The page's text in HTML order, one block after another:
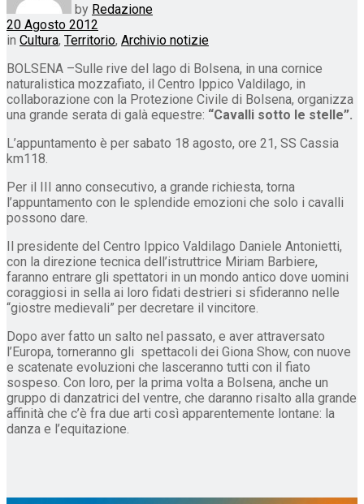
by Redazione
20 Agosto 2012
in Cultura, Territorio, Archivio notizie
BOLSENA –Sulle rive del lago di Bolsena, in una cornice
naturalistica mozzafiato, il Centro Ippico Valdilago, in
collaborazione con la Protezione Civile di Bolsena, organizza
una grande serata di galà equestre: “Cavalli sotto le stelle”.
L’appuntamento è per sabato 18 agosto, ore 21, SS Cassia
km118.
Per il III anno consecutivo, a grande richiesta, torna
l’appuntamento con le splendide emozioni che solo i cavalli
possono dare.
Il presidente del Centro Ippico Valdilago Daniele Antonietti,
con la direzione tecnica dell’istruttrice Miriam Barbiere,
faranno entrare gli spettatori in un mondo antico dove uomini
coraggiosi in sella ai loro fidati destrieri si sfideranno nelle
“giostre medievali” per decretare il vincitore.
Dopo aver fatto un salto nel passato, e aver attraversato
l’Europa, torneranno gli spettacoli dei Giona Show, con nuove
e scatenate evoluzioni che lasceranno tutti con il fiato
sospeso. Con loro, per la prima volta a Bolsena, anche un
gruppo di danzatrici del ventre, che daranno risalto alla grande
affinità che c’è fra due arti così apparentemente lontane: la
danza e l’equitazione.